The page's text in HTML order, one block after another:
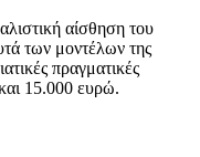
αίσθηση του
των μοντέλων της
πραγματικές
15.000 ευρώ.